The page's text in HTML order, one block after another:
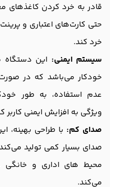
قادر به خرد کردن کاغذهای
حتی کارت‌های اعتباری و
خرد کند.
سیستم ایمنی: این
خودکار می‌باشد که در
عدم استفاده، به طور
ویژگی به افزایش ایمنی
صدای کم: با طراحی بهینه،
صدای بسیار کمی تولید
محیط‌ های اداری و خانگی
می‌کند.